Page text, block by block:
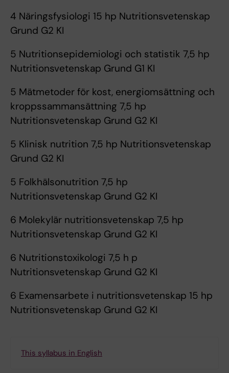
4 Näringsfysiologi 15 hp Nutritionsvetenskap
Grund G2 KI
5 Nutritionsepidemiologi och statistik 7,5 hp
Nutritionsvetenskap Grund G1 KI
5 Mätmetoder för kost, energiomsättning och
kroppssammansättning 7,5 hp
Nutritionsvetenskap Grund G2 KI
5 Klinisk nutrition 7,5 hp Nutritionsvetenskap
Grund G2 KI
5 Folkhälsonutrition 7,5 hp
Nutritionsvetenskap Grund G2 KI
6 Molekylär nutritionsvetenskap 7,5 hp
Nutritionsvetenskap Grund G2 KI
6 Nutritionstoxikologi 7,5 h p
Nutritionsvetenskap Grund G2 KI
6 Examensarbete i nutritionsvetenskap 15 hp
Nutritionsvetenskap Grund G2 KI
This syllabus in English